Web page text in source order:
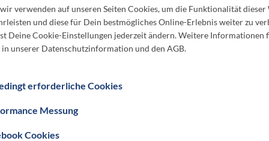
Vorteilen.
wir verwenden auf unseren Seiten Cookies, um die Funktionalität dieser
und diese für Dein bestmögliches Online-Erlebnis weiter zu
Deine Cookie-Einstellungen jederzeit ändern. Weitere Informationen
in unserer Datenschutzinformation und den AGB.
erforderliche Cookies
Messung
Cookies